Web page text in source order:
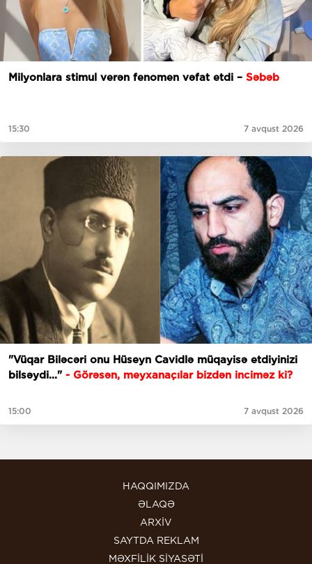
Milyonlara stimul verən fenomen vəfat etdi – Səbəb
15:30 7 avqust 2026
"Vüqar Biləcəri onu Hüseyn Cavidlə müqayisə etdiyinizi
bilsəydi..." - Görəsən, meyxanaçılar bizdən inciməz ki?
15:00 7 avqust 2026
HAQQIMIZDA
ƏLAQƏ
ARXİV
SAYTDA REKLAM
MƏXFİLİK SİYASƏTİ